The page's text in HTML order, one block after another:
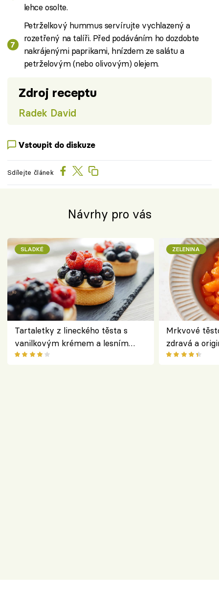
lehce osolte.
Petrželkový hummus servírujte vychlazený a
rozetřený na talíři. Před podáváním ho dozdobte
nakrájenými paprikami, hnízdem ze salátu a
petrželovým (nebo olivovým) olejem.
Zdroj receptu
Radek David
Vstoupit do diskuze
Sdílejte článek
Návrhy pro vás
SLADKÉ
Tartaletky z lineckého těsta s
vanilkovým krémem a lesním
ovocem podle Bread Society
ZELENINA
Mrkvové
zdravá a
klasiky